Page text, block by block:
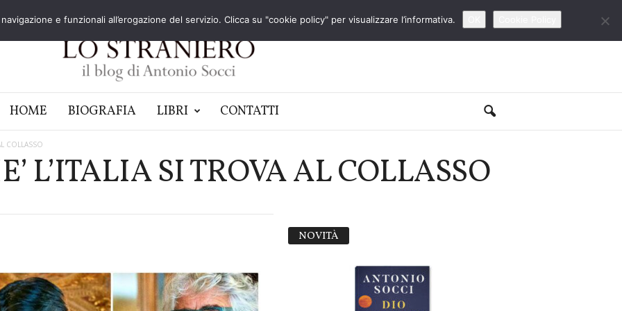
HOME BIOGRAFIA LIBRI CONTATTI
COLLASSO
L’ITALIA SI TROVA AL COLLASSO
NOVITÀ
e funzionali all’erogazione del servizio. Clicca su "cookie policy" per visualizzare l’informativa.